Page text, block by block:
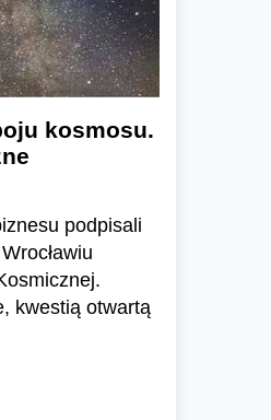
kosmosu.
podpisali
kwestią otwartą